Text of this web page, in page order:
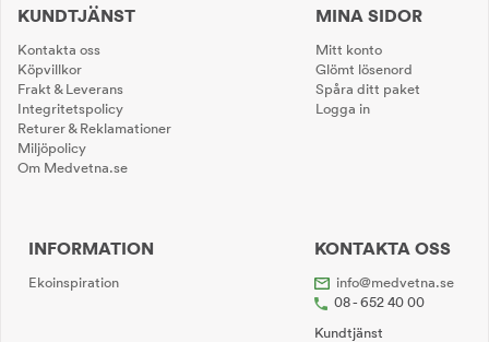
KUNDTJÄNST
Kontakta oss
Köpvillkor
Frakt & Leverans
Integritetspolicy
Returer & Reklamationer
Miljöpolicy
Om Medvetna.se
MINA SIDOR
Mitt konto
Glömt lösenord
Spåra ditt paket
Logga in
INFORMATION
Ekoinspiration
KONTAKTA OSS
info@medvetna.se
08 - 652 40 00
Kundtjänst